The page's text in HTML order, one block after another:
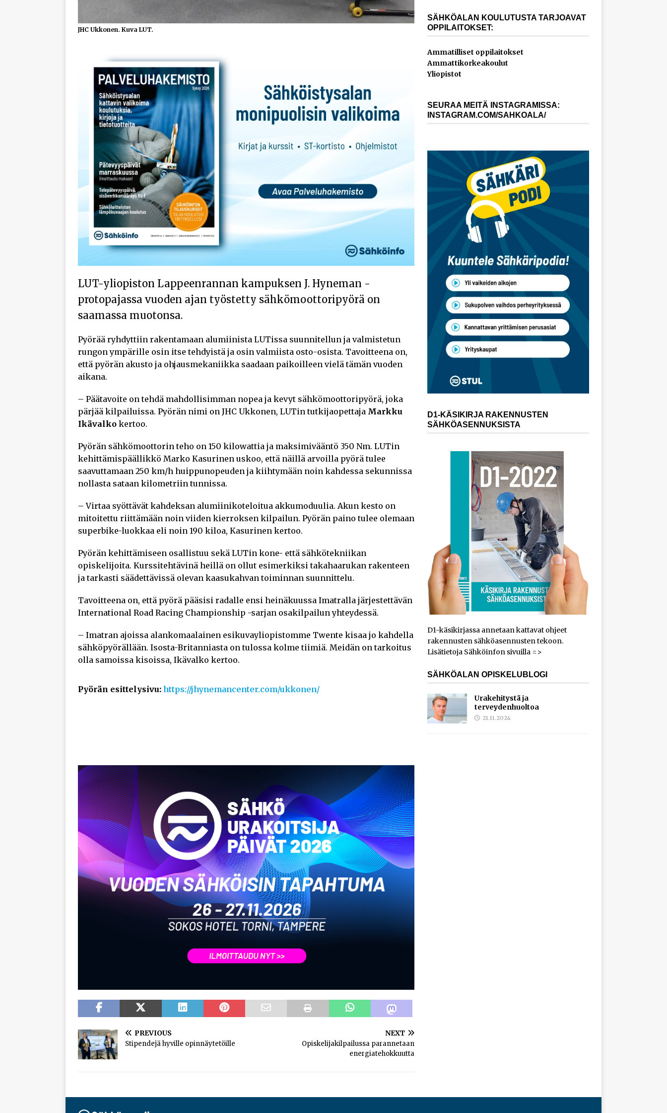
JHC Ukkonen. Kuva LUT.
LUT-yliopiston Lappeenrannan kampuksen J. Hyneman -
protopajassa vuoden ajan työstetty sähkömoottoripyörä on
saamassa muotonsa.
Pyörää ryhdyttiin rakentamaan alumiinista LUTissa suunnitellun ja valmistetun
rungon ympärille osin itse tehdyistä ja osin valmiista osto-osista. Tavoitteena on,
että pyörän akusto ja ohjausmekaniikka saadaan paikoilleen vielä tämän vuoden
aikana.
– Päätavoite on tehdä mahdollisimman nopea ja kevyt sähkömoottoripyörä, joka
pärjää kilpailuissa. Pyörän nimi on JHC Ukkonen, LUTin tutkijaopettaja Markku
Ikävalko kertoo.
Pyörän sähkömoottorin teho on 150 kilowattia ja maksimivääntö 350 Nm. LUTin
kehittämispäällikkö Marko Kasurinen uskoo, että näillä arvoilla pyörä tulee
saavuttamaan 250 km/h huippunopeuden ja kiihtymään noin kahdessa sekunnissa
nollasta sataan kilometriin tunnissa.
– Virtaa syöttävät kahdeksan alumiinikoteloitua akkumoduulia. Akun kesto on
mitoitettu riittämään noin viiden kierroksen kilpailun. Pyörän paino tulee olemaan
superbike-luokkaa eli noin 190 kiloa, Kasurinen kertoo.
Pyörän kehittämiseen osallistuu sekä LUTin kone- että sähkötekniikan
opiskelijoita. Kurssitehtävinä heillä on ollut esimerkiksi takahaarukan rakenteen
ja tarkasti säädettävissä olevan kaasukahvan toiminnan suunnittelu.
Tavoitteena on, että pyörä pääsisi radalle ensi heinäkuussa Imatralla järjestettävän
International Road Racing Championship -sarjan osakilpailun yhteydessä.
– Imatran ajoissa alankomaalainen esikuvayliopistomme Twente kisaa jo kahdella
sähköpyörällään. Isosta-Britanniasta on tulossa kolme tiimiä. Meidän on tarkoitus
olla samoissa kisoissa, Ikävalko kertoo.
Pyörän esittelysivu: https://jhynemancenter.com/ukkonen/
PREVIOUS
Stipendejä hyville opinnäytetöille
NEXT
Opiskelijakilpailussa parannetaan
energiatehokkuutta
SÄHKÖALAN KOULUTUSTA TARJOAVAT
OPPILAITOKSET:
Ammatilliset oppilaitokset
Ammattikorkeakoulut
Yliopistot
SEURAA MEITÄ INSTAGRAMISSA:
INSTAGRAM.COM/SAHKOALA/
D1-KÄSIKIRJA RAKENNUSTEN
SÄHKÖASENNUKSISTA
D1-käsikirjassa annetaan kattavat ohjeet
rakennusten sähköasennusten tekoon.
Lisätietoja Sähköinfon sivuilla =>
SÄHKÖALAN OPISKELUBLOGI
Urakehitystä ja
terveydenhuoltoa
21.11.2024